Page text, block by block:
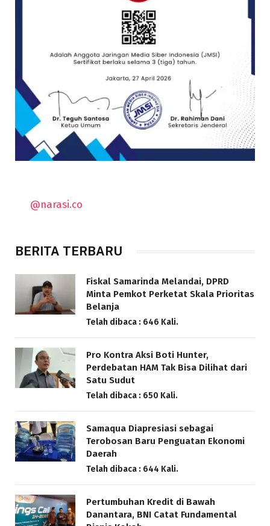
@narasi.co
BERITA TERBARU
Fiskal Samarinda Melandai, DPRD
Minta Pemkot Perketat Skala Prioritas
Belanja
Telah dibaca : 646 Kali.
Pro Kontra Aksi Boti Hunter,
Perdebatan HAM Tak Bisa Dilihat dari
Satu Sudut
Telah dibaca : 650 Kali.
Samaqua Diapresiasi sebagai
Terobosan Baru Penguatan Ekonomi
Daerah
Telah dibaca : 644 Kali.
Pertumbuhan Kredit di Bawah
Danantara, BNI Catat Fundamental